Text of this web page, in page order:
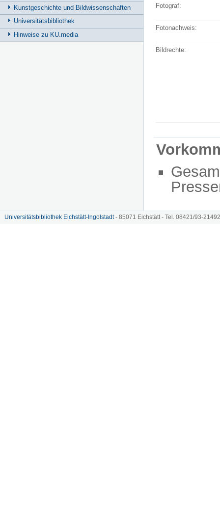
Kunstgeschichte und Bildwissenschaften
Universitätsbibliothek
Hinweise zu KU.media
Fotograf:
Fotonachweis:
Bildrechte:
Universitätsbibliothek Eichstätt-Ingolstadt- 85071 Eichstätt - Tel. 08421/93-